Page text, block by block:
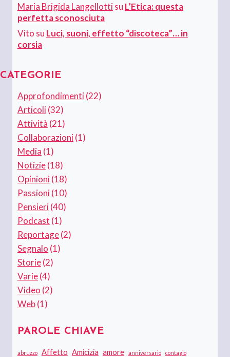
Maria Brigida Langellottisu L’Etica: questa
perfetta sconosciuta
Vito su Luci, suoni, effetto “discoteca”… in
corsia
CATEGORIE
Approfondimenti(22)
Articoli(32)
Attività (21)
Collaborazioni(1)
Media (1)
Notizie(18)
Opinioni(18)
Passioni(10)
Pensieri(40)
Podcast (1)
Reportage(2)
Segnalo (1)
Storie(2)
Varie(4)
Video (2)
Web(1)
PAROLE CHIAVE
abruzzo Affetto Amicizia amore anniversario contagio